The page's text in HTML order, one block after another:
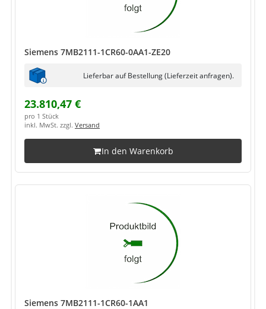
Siemens 7MB2111-1CR60-0AA1-ZE20
Lieferbar auf Bestellung (Lieferzeit anfragen).
23.810,47 €
pro 1 Stück
inkl. MwSt. zzgl. Versand
In den Warenkorb
Siemens 7MB2111-1CR60-1AA1